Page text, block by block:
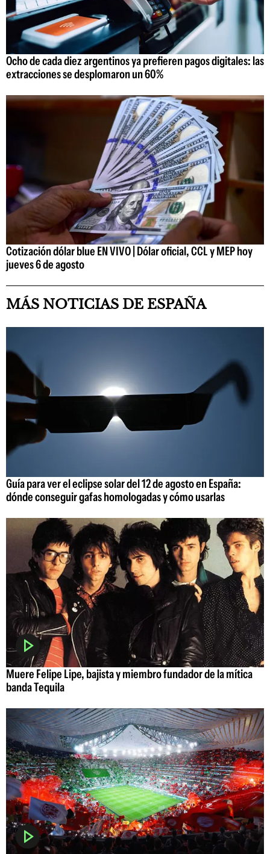
Ocho de cada diez argentinos ya prefieren pagos digitales: las
extracciones se desplomaron un 60%
Cotización dólar blue EN VIVO | Dólar oficial, CCL y MEP hoy
jueves 6 de agosto
MÁS NOTICIAS DE ESPAÑA
Guía para ver el eclipse solar del 12 de agosto en España:
dónde conseguir gafas homologadas y cómo usarlas
Muere Felipe Lipe, bajista y miembro fundador de la mítica
banda Tequila